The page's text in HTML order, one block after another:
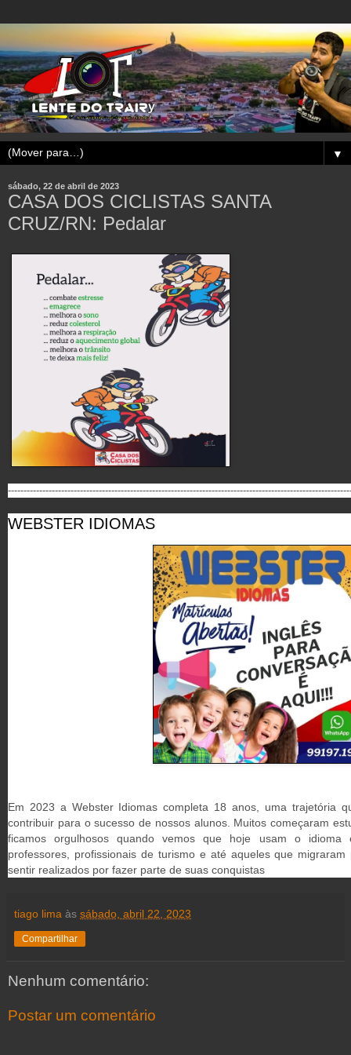
▼
sábado, 22 de abril de 2023
CASA DOS CICLISTAS SANTA
CRUZ/RN: Pedalar
WEBSTER IDIOMAS
Em 2023 a Webster Idiomas completa 18 anos, uma trajetória
contribuir para o sucesso de nossos alunos. Muitos começaram
ficamos orgulhosos quando vemos que hoje usam o idioma
professores, profissionais de turismo e até aqueles que
sentir realizados por fazer parte de suas conquistas
tiago lima às sábado, abril 22, 2023
Compartilhar
Nenhum comentário:
Postar um comentário